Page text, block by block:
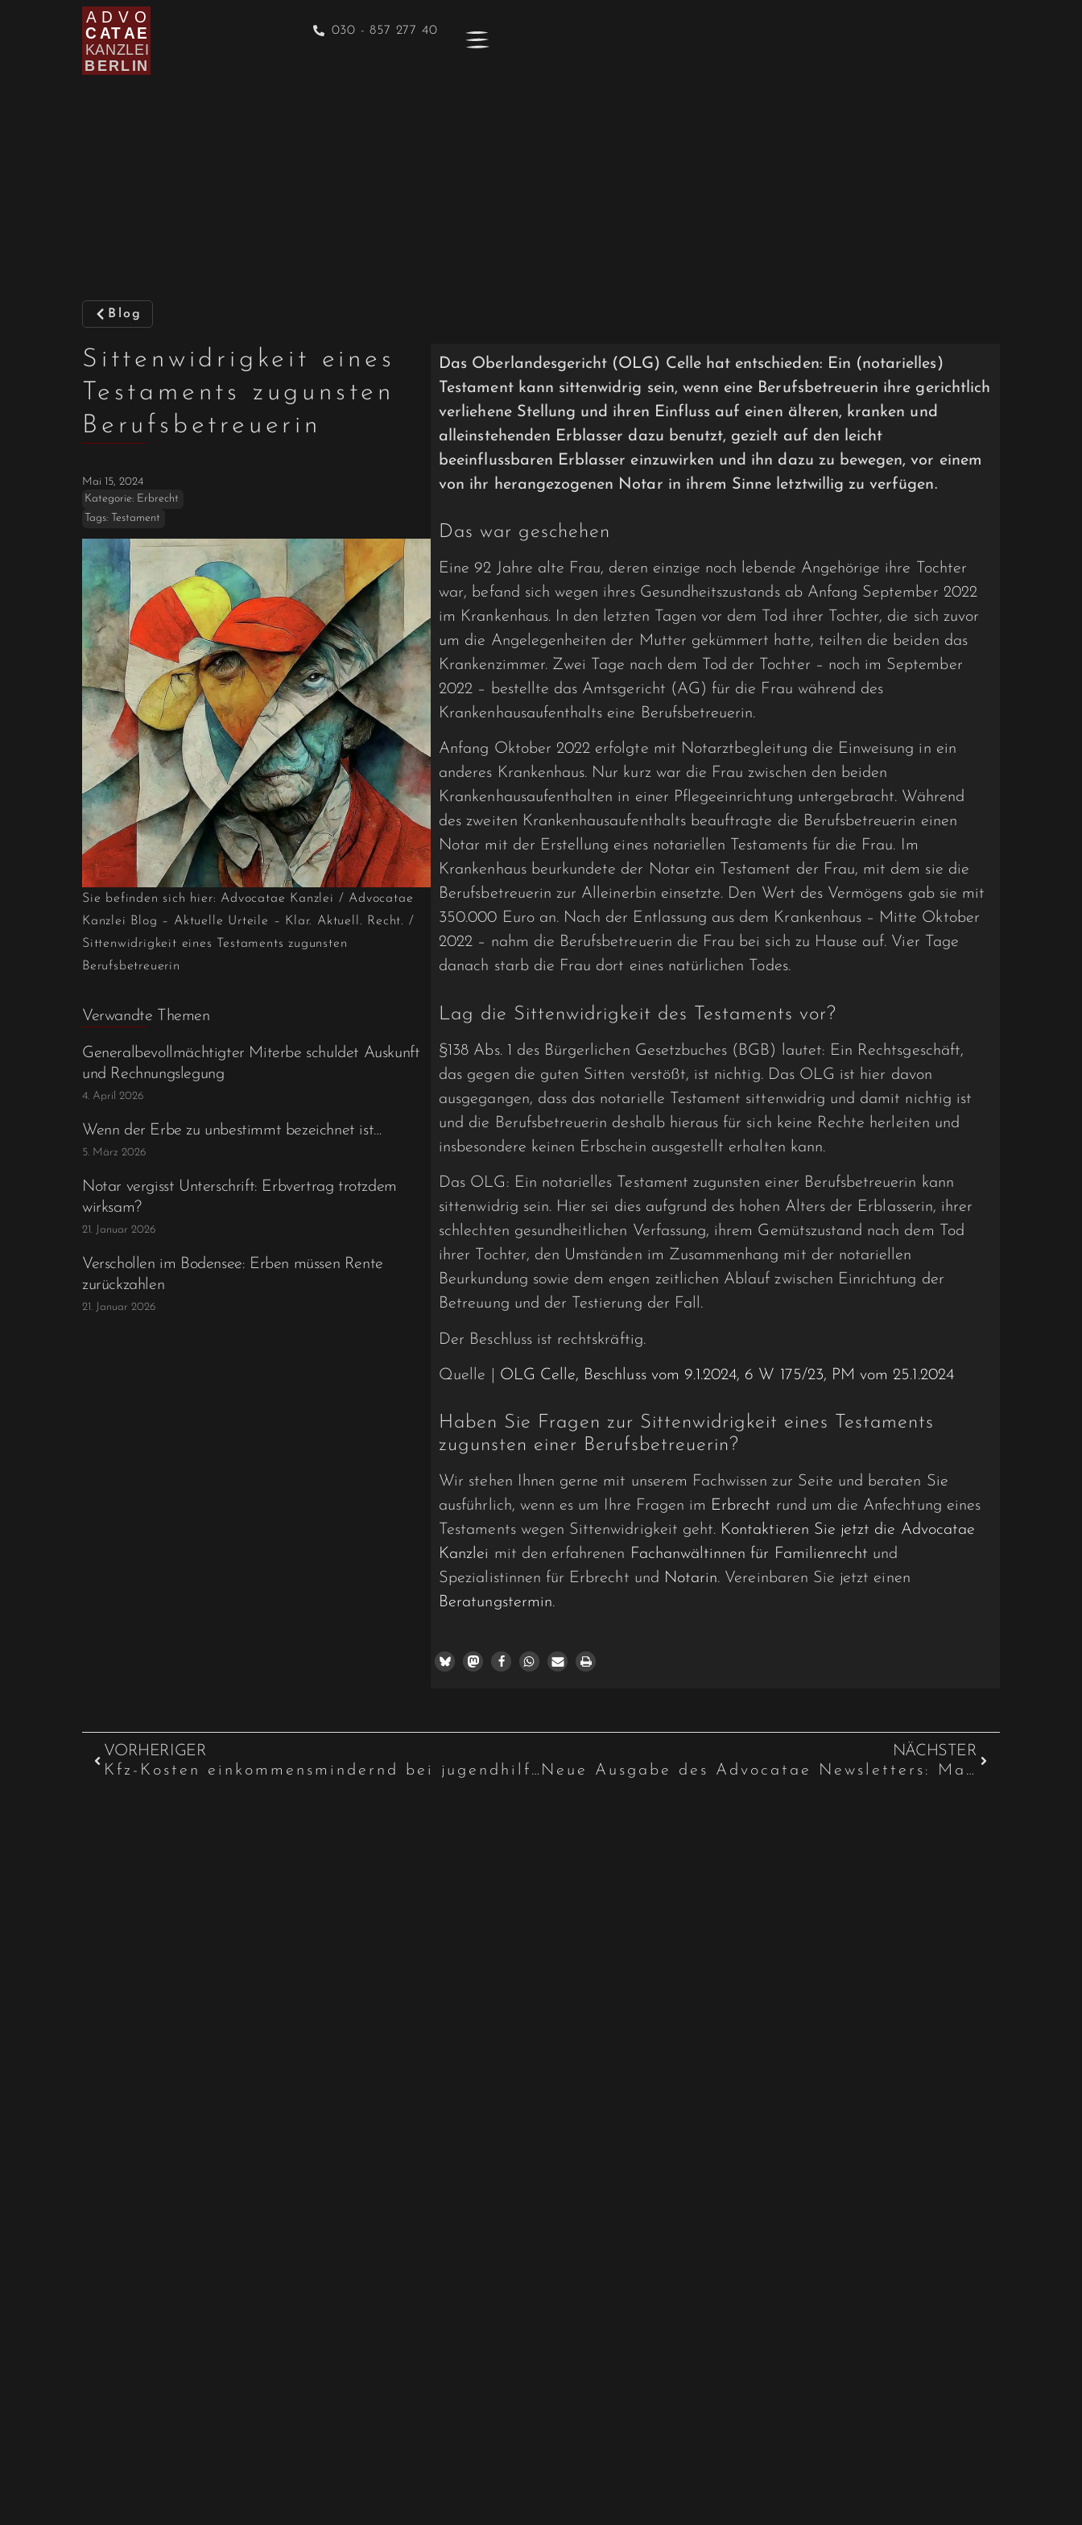
030 - 857 277 40
Blog
Sittenwidrigkeit eines
Testaments zugunsten
Berufsbetreuerin
Mai 15, 2024
Kategorie: Erbrecht
Tags: Testament
Sie befinden sich hier: Advocatae Kanzlei / Advocatae
Kanzlei Blog – Aktuelle Urteile – Klar. Aktuell. Recht. /
Sittenwidrigkeit eines Testaments zugunsten
Berufsbetreuerin
Verwandte Themen
Generalbevollmächtigter Miterbe schuldet Auskunft
und Rechnungslegung
4. April 2026
Wenn der Erbe zu unbestimmt bezeichnet ist…
5. März 2026
Notar vergisst Unterschrift: Erbvertrag trotzdem
wirksam?
21. Januar 2026
Verschollen im Bodensee: Erben müssen Rente
zurückzahlen
21. Januar 2026
Das Oberlandesgericht (OLG) Celle hat entschieden: Ein (notarielles)
Testament kann sittenwidrig sein, wenn eine Berufsbetreuerin ihre gerichtlich
verliehene Stellung und ihren Einfluss auf einen älteren, kranken und
alleinstehenden Erblasser dazu benutzt, gezielt auf den leicht
beeinflussbaren Erblasser einzuwirken und ihn dazu zu bewegen, vor einem
von ihr herangezogenen Notar in ihrem Sinne letztwillig zu verfügen.
Das war geschehen
Eine 92 Jahre alte Frau, deren einzige noch lebende Angehörige ihre Tochter
war, befand sich wegen ihres Gesundheitszustands ab Anfang September 2022
im Krankenhaus. In den letzten Tagen vor dem Tod ihrer Tochter, die sich zuvor
um die Angelegenheiten der Mutter gekümmert hatte, teilten die beiden das
Krankenzimmer. Zwei Tage nach dem Tod der Tochter – noch im September
2022 – bestellte das Amtsgericht (AG) für die Frau während des
Krankenhausaufenthalts eine Berufsbetreuerin.
Anfang Oktober 2022 erfolgte mit Notarztbegleitung die Einweisung in ein
anderes Krankenhaus. Nur kurz war die Frau zwischen den beiden
Krankenhausaufenthalten in einer Pflegeeinrichtung untergebracht. Während
des zweiten Krankenhausaufenthalts beauftragte die Berufsbetreuerin einen
Notar mit der Erstellung eines notariellen Testaments für die Frau. Im
Krankenhaus beurkundete der Notar ein Testament der Frau, mit dem sie die
Berufsbetreuerin zur Alleinerbin einsetzte. Den Wert des Vermögens gab sie mit
350.000 Euro an. Nach der Entlassung aus dem Krankenhaus – Mitte Oktober
2022 – nahm die Berufsbetreuerin die Frau bei sich zu Hause auf. Vier Tage
danach starb die Frau dort eines natürlichen Todes.
Lag die Sittenwidrigkeit des Testaments vor?
§138 Abs. 1 des Bürgerlichen Gesetzbuches (BGB) lautet: Ein Rechtsgeschäft,
das gegen die guten Sitten verstößt, ist nichtig. Das OLG ist hier davon
ausgegangen, dass das notarielle Testament sittenwidrig und damit nichtig ist
und die Berufsbetreuerin deshalb hieraus für sich keine Rechte herleiten und
insbesondere keinen Erbschein ausgestellt erhalten kann.
Das OLG: Ein notarielles Testament zugunsten einer Berufsbetreuerin kann
sittenwidrig sein. Hier sei dies aufgrund des hohen Alters der Erblasserin, ihrer
schlechten gesundheitlichen Verfassung, ihrem Gemütszustand nach dem Tod
ihrer Tochter, den Umständen im Zusammenhang mit der notariellen
Beurkundung sowie dem engen zeitlichen Ablauf zwischen Einrichtung der
Betreuung und der Testierung der Fall.
Der Beschluss ist rechtskräftig.
Quelle | OLG Celle, Beschluss vom 9.1.2024, 6 W 175/23, PM vom 25.1.2024
Haben Sie Fragen zur Sittenwidrigkeit eines Testaments
zugunsten einer Berufsbetreuerin?
Wir stehen Ihnen gerne mit unserem Fachwissen zur Seite und beraten Sie
ausführlich, wenn es um Ihre Fragen im Erbrecht rund um die Anfechtung eines
Testaments wegen Sittenwidrigkeit geht. Kontaktieren Sie jetzt die Advocatae
Kanzlei mit den erfahrenen Fachanwältinnen für Familienrecht und
Spezialistinnen für Erbrecht und Notarin. Vereinbaren Sie jetzt einen
Beratungstermin.
VORHERIGER
Kfz-Kosten einkommensmindernd bei jugendhilferechtlichem Kostenbeitrag
NÄCHSTER
Neue Ausgabe des Advocatae Newsletters: Mai 2024